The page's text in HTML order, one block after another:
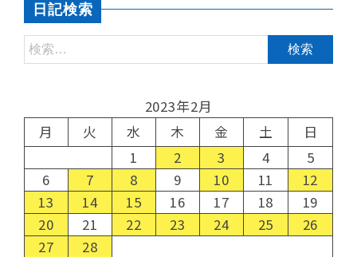
日記検索
2023年2月
月
火 水 木 金 土
日
1
2 3 4
5
6
7 8 9 10 11
12
13
14 15 16 17 18
19
20
21 22 23 24 25
26
27
28